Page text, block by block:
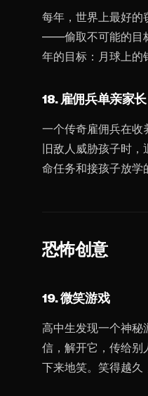
每年，世界上最好的
——偷取不可能的目
年的目标：月球上的
18. 雇佣兵单亲家长
一个传奇雇佣兵在收
旧敌人威胁孩子时
命任务和接孩子放学
恐怖创意
19. 微笑游戏
高中生发现一个神秘
信，解开它，传给别
下来地笑。笑得越久